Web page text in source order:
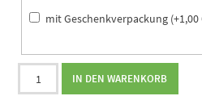
mit Geschenkverpackung (+1,00
Stern
IN DEN WARENKORB